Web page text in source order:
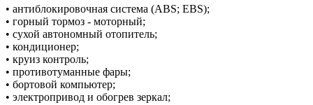
• антиблокировочная система (ABS; EBS);
• горный тормоз - моторный;
• сухой автономный отопитель;
• кондиционер;
• круиз контроль;
• противотуманные фары;
• бортовой компьютер;
• электропривод и обогрев зеркал;